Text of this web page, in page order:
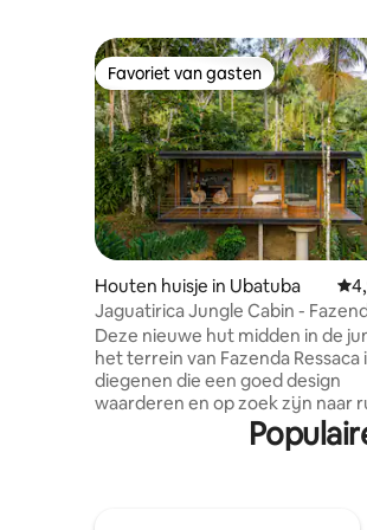
Favoriet van gasten
Favoriet van gasten
Houten huisje in Ubatuba
Jaguatirica Jungle Cabin -
Ressaca
Deze nieuwe hut midden in de
het terrein van Fazenda Ressaca
diegenen die een goed design
waarderen en op zoek zijn naar
rust, comfort en een diepgaand